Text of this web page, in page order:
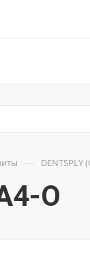
— DENTSPLY
O